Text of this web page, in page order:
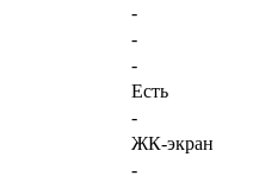
-
-
-
Есть
-
ЖК-экран
-